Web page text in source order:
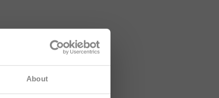
About
.